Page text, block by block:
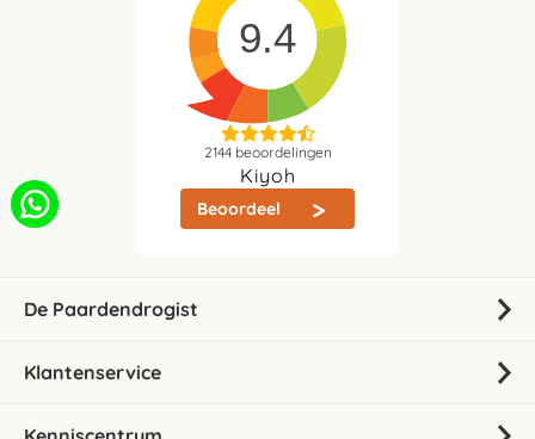
9.4
2144beoordelingen
Kiyoh
Beoordeel
De Paardendrogist
Klantenservice